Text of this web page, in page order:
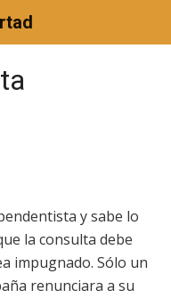
y sabe lo
la consulta debe
impugnado. Sólo un
renunciara a su